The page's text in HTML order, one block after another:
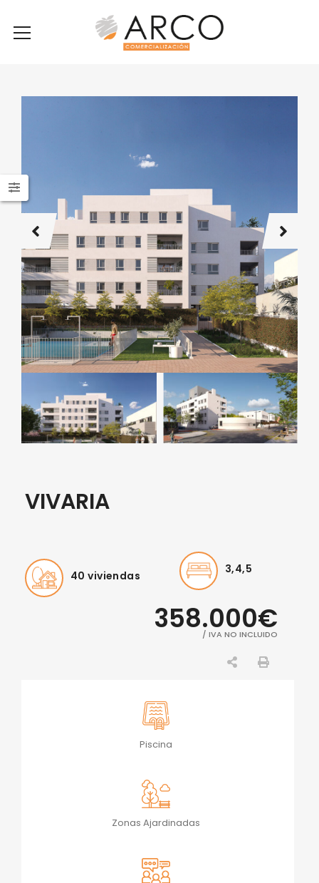
VIVARIA
40 viviendas 3,4,5
358.000€
/ IVA NO INCLUIDO
Piscina
Zonas Ajardinadas